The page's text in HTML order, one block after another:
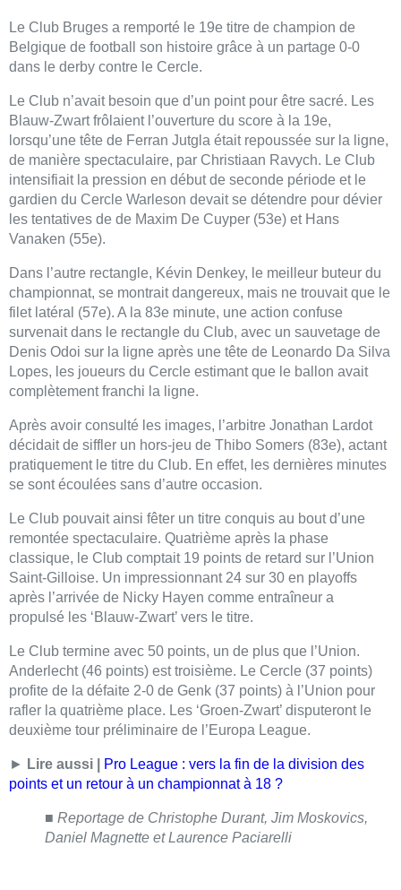
Le Club Bruges a remporté le 19e titre de champion de
Belgique de football son histoire grâce à un partage 0-0
dans le derby contre le Cercle.
Le Club n’avait besoin que d’un point pour être sacré. Les
Blauw-Zwart frôlaient l’ouverture du score à la 19e,
lorsqu’une tête de Ferran Jutgla était repoussée sur la ligne,
de manière spectaculaire, par Christiaan Ravych. Le Club
intensifiait la pression en début de seconde période et le
gardien du Cercle Warleson devait se détendre pour dévier
les tentatives de de Maxim De Cuyper (53e) et Hans
Vanaken (55e).
Dans l’autre rectangle, Kévin Denkey, le meilleur buteur du
championnat, se montrait dangereux, mais ne trouvait que le
filet latéral (57e). A la 83e minute, une action confuse
survenait dans le rectangle du Club, avec un sauvetage de
Denis Odoi sur la ligne après une tête de Leonardo Da Silva
Lopes, les joueurs du Cercle estimant que le ballon avait
complètement franchi la ligne.
Après avoir consulté les images, l’arbitre Jonathan Lardot
décidait de siffler un hors-jeu de Thibo Somers (83e), actant
pratiquement le titre du Club. En effet, les dernières minutes
se sont écoulées sans d’autre occasion.
Le Club pouvait ainsi fêter un titre conquis au bout d’une
remontée spectaculaire. Quatrième après la phase
classique, le Club comptait 19 points de retard sur l’Union
Saint-Gilloise. Un impressionnant 24 sur 30 en playoffs
après l’arrivée de Nicky Hayen comme entraîneur a
propulsé les ‘Blauw-Zwart’ vers le titre.
Le Club termine avec 50 points, un de plus que l’Union.
Anderlecht (46 points) est troisième. Le Cercle (37 points)
profite de la défaite 2-0 de Genk (37 points) à l’Union pour
rafler la quatrième place. Les ‘Groen-Zwart’ disputeront le
deuxième tour préliminaire de l’Europa League.
► Lire aussi |
Pro League : vers la fin de la division des
points et un retour à un championnat à 18 ?
■ Reportage de Christophe Durant, Jim Moskovics,
Daniel Magnette et Laurence Paciarelli